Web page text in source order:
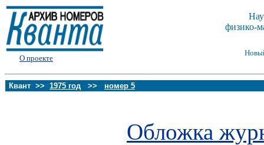
О проекте
физико-
Квант >> 1975 год >> номер 5
Обложка